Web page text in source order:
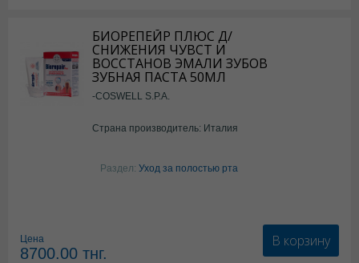
БИОРЕПЕЙР ПЛЮС Д/
СНИЖЕНИЯ ЧУВСТ И
ВОССТАНОВ ЭМАЛИ ЗУБОВ
ЗУБНАЯ ПАСТА 50МЛ
-COSWELL S.P.A.
Страна производитель: Италия
Раздел: Уход за полостью рта
Цена
8700.00 тнг.
В корзину